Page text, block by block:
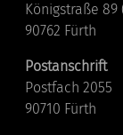
Königstraße
90762 Fürth
Postanschrift
Postfach 2055
90710 Fürth